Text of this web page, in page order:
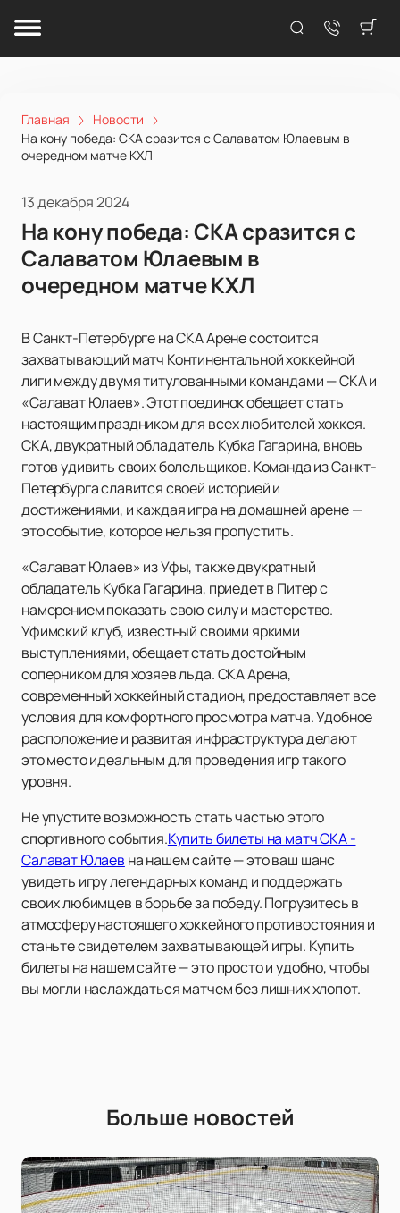
Главная
Новости
На кону победа: СКА сразится с Салаватом Юлаевым в
очередном матче КХЛ
13 декабря 2024
На кону победа: СКА сразится с
Салаватом Юлаевым в
очередном матче КХЛ
В Санкт-Петербурге на СКА Арене состоится
захватывающий матч Континентальной хоккейной
лиги между двумя титулованными командами — СКА и
«Салават Юлаев». Этот поединок обещает стать
настоящим праздником для всех любителей хоккея.
СКА, двукратный обладатель Кубка Гагарина, вновь
готов удивить своих болельщиков. Команда из Санкт-
Петербурга славится своей историей и
достижениями, и каждая игра на домашней арене —
это событие, которое нельзя пропустить.
«Салават Юлаев» из Уфы, также двукратный
обладатель Кубка Гагарина, приедет в Питер с
намерением показать свою силу и мастерство.
Уфимский клуб, известный своими яркими
выступлениями, обещает стать достойным
соперником для хозяев льда. СКА Арена,
современный хоккейный стадион, предоставляет все
условия для комфортного просмотра матча. Удобное
расположение и развитая инфраструктура делают
это место идеальным для проведения игр такого
уровня.
Не упустите возможность стать частью этого
спортивного события.Купить билеты на матч СКА -
Салават Юлаев на нашем сайте — это ваш шанс
увидеть игру легендарных команд и поддержать
своих любимцев в борьбе за победу. Погрузитесь в
атмосферу настоящего хоккейного противостояния и
станьте свидетелем захватывающей игры. Купить
билеты на нашем сайте — это просто и удобно, чтобы
вы могли наслаждаться матчем без лишних хлопот.
Больше новостей